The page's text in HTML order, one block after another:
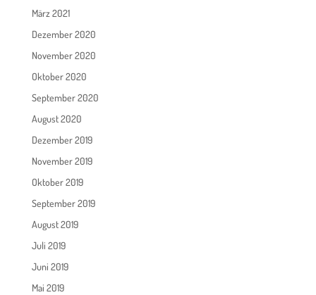
März 2021
Dezember 2020
November 2020
Oktober 2020
September 2020
August 2020
Dezember 2019
November 2019
Oktober 2019
September 2019
August 2019
Juli 2019
Juni 2019
Mai 2019